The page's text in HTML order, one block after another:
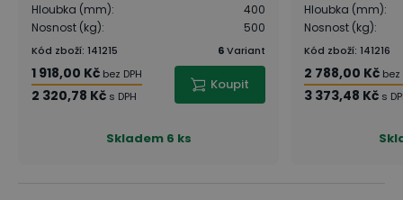
Hloubka (mm):
400
Nosnost (kg): 500
Kód zboží: 141215 6Variant
1 918,00 Kč bez DPH
2 320,78 Kč s DPH
Koupit
Skladem 6 ks
Hloubka (mm):
Nosnost (kg):
Kód zboží: 141216
2 788,00 Kč bez
3 373,48 Kč s